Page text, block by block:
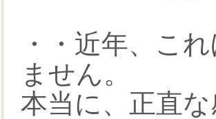
・・近年、こ
ません。
本当に、正直